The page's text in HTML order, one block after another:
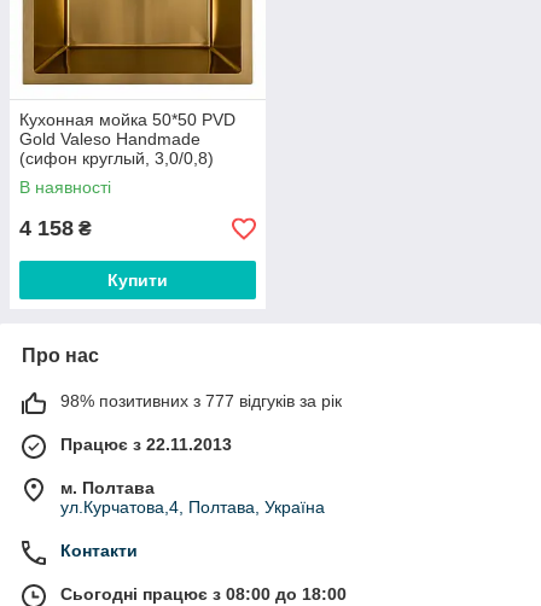
Кухонная мойка 50*50 PVD
Gold Valeso Handmade
(сифон круглый, 3,0/0,8)
В наявності
4 158 ₴
Купити
Про нас
98% позитивних з 777 відгуків за рік
Працює з 22.11.2013
м. Полтава
ул.Курчатова,4, Полтава, Україна
Контакти
Сьогодні працює з 08:00 до 18:00